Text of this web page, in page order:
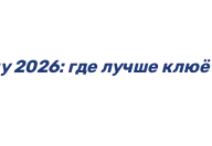
2026: где лучше